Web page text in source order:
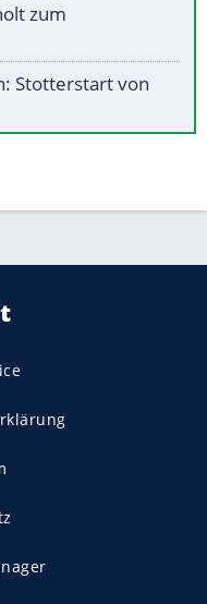
zum
Stotterstart von